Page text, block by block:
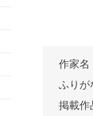
作家名
ふりが
掲載作